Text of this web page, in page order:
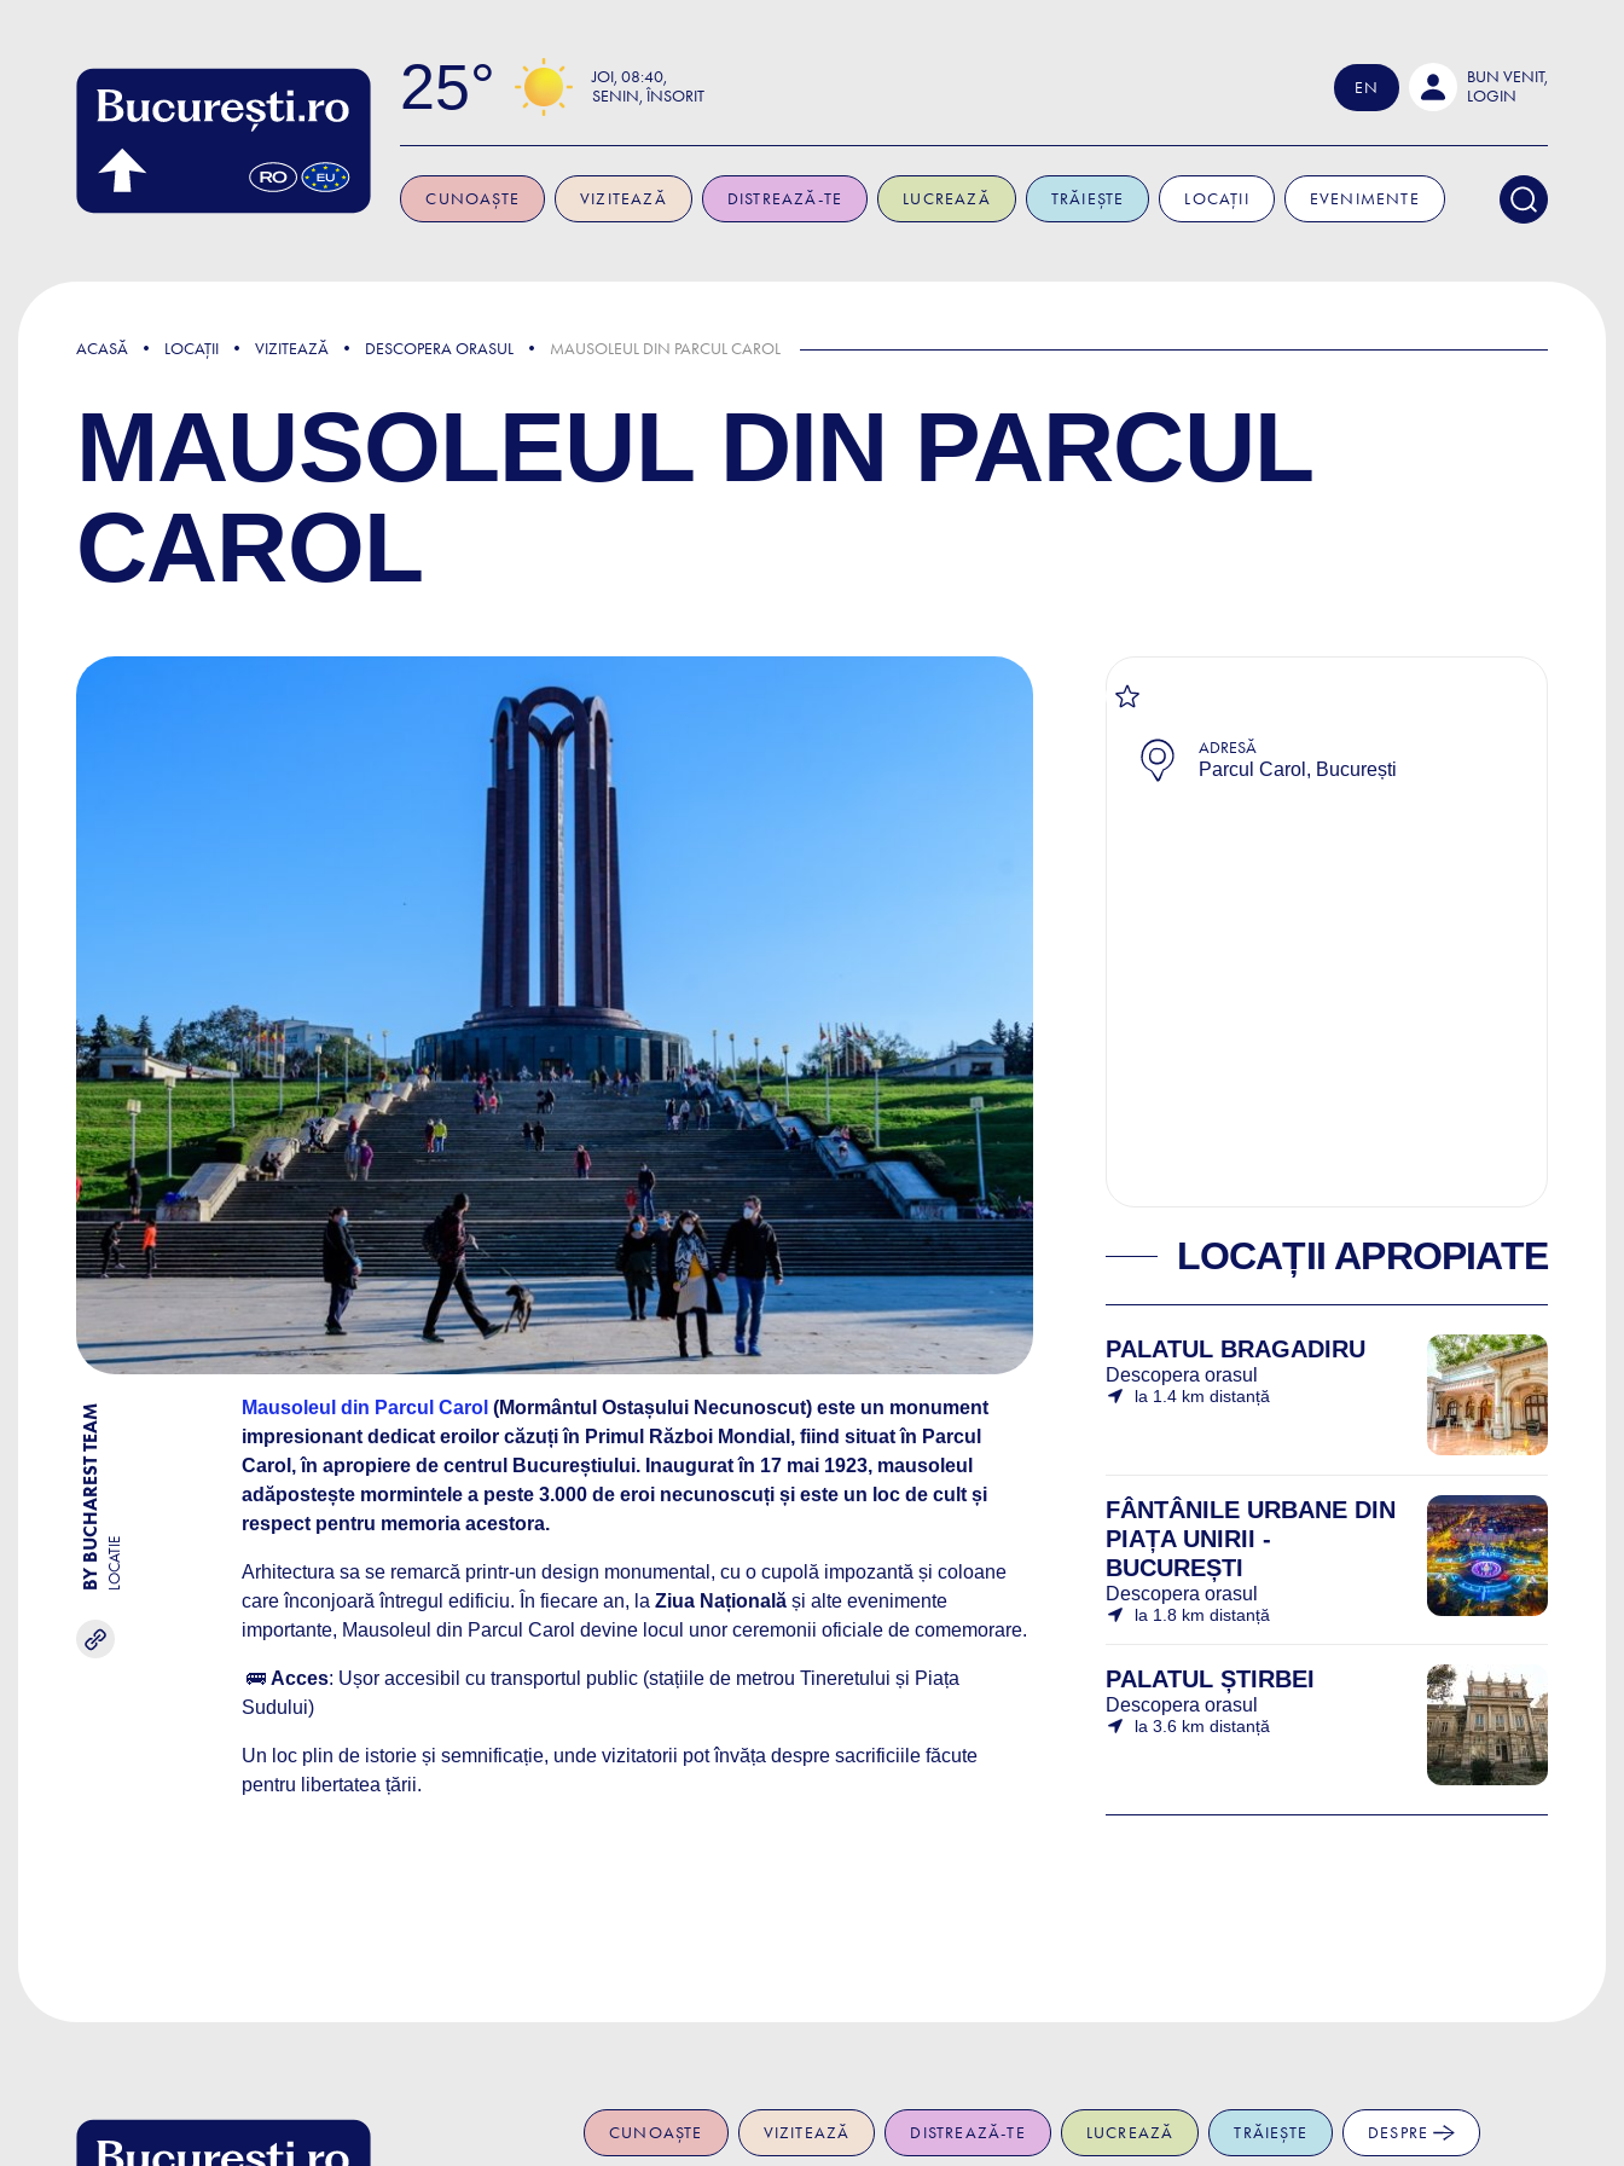
25 JOI 08:40
SENIN, ÎNSORIT
EN
BUN VENIT,
LOGIN
CUNOAȘTE VIZITEAZĂ DISTREAZĂ-TE LUCREAZĂ TRĂIEȘTE LOCAȚII EVENIMENTE
ACASĂ LOCAȚII VIZITEAZĂ DESCOPERA ORASUL MAUSOLEUL DIN PARCUL CAROL
MAUSOLEUL DIN PARCUL
CAROL
BY BUCHAREST TEAM LOCATIE
Mausoleul din Parcul Carol (Mormântul Ostașului Necunoscut) este un monument
impresionant dedicat eroilor căzuți în Primul Război Mondial, fiind situat în Parcul
Carol, în apropiere de centrul Bucureștiului. Inaugurat în 17 mai 1923, mausoleul
adăpostește mormintele a peste 3.000 de eroi necunoscuți și este un loc de cult și
respect pentru memoria acestora.
Arhitectura sa se remarcă printr-un design monumental, cu o cupolă impozantă și coloane
care înconjoară întregul edificiu. În fiecare an, la Ziua Națională și alte evenimente
importante, Mausoleul din Parcul Carol devine locul unor ceremonii oficiale de comemorare.
🚌 Acces: Ușor accesibil cu transportul public (stațiile de metrou Tineretului și Piața
Sudului)
Un loc plin de istorie și semnificație, unde vizitatorii pot învăța despre sacrificiile făcute
pentru libertatea țării.
ADRESĂ
Parcul Carol, București
LOCAȚII APROPIATE
PALATUL BRAGADIRU
Descopera orasul
la 1.4 km distanță
FÂNTÂNILE URBANE DIN
PIAȚA UNIRII -
BUCUREȘTI
Descopera orasul
la 1.8 km distanță
PALATUL ȘTIRBEI
Descopera orasul
la 3.6 km distanță
CUNOAȘTE VIZITEAZĂ DISTREAZĂ-TE LUCREAZĂ TRĂIEȘTE DESPRE